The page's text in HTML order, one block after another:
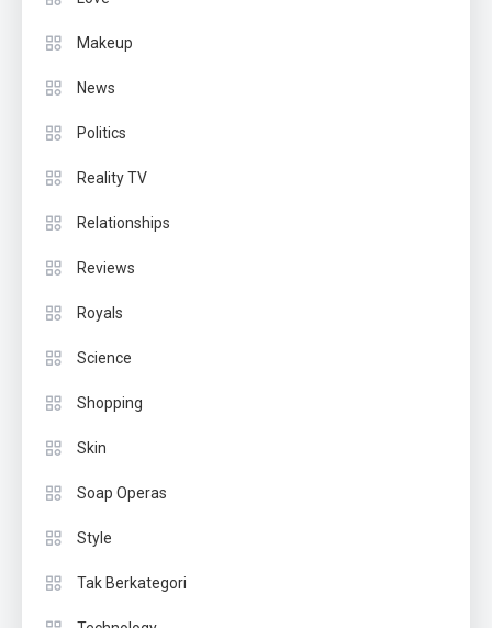
Makeup
News
Politics
Reality TV
Relationships
Reviews
Royals
Science
Shopping
Skin
Soap Operas
Style
Tak Berkategori